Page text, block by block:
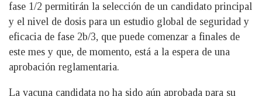
fase 1/2 permitirán la selección de un candidato principal
y el nivel de dosis para un estudio global de seguridad y
eficacia de fase 2b/3, que puede comenzar a finales de
este mes y que, de momento, está a la espera de una
aprobación reglamentaria.
La vacuna candidata no ha sido aún aprobada para su